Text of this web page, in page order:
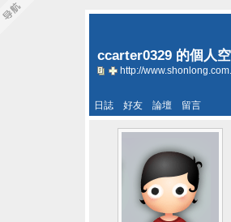
ccarter0329 的個人
http://
日誌 好友 論壇 留言